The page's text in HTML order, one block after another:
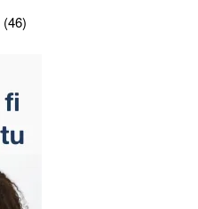
(46)